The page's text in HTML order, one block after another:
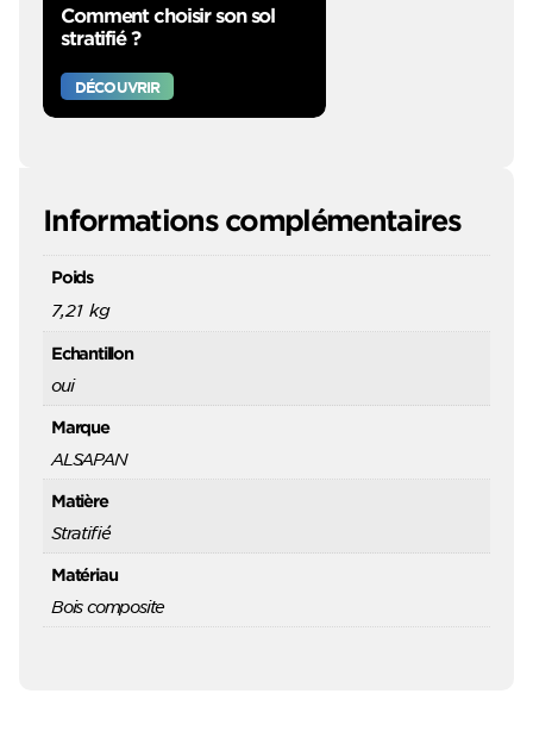
Comment choisir son sol
stratifié ?
DÉCOUVRIR
Informations complémentaires
Poids
7,21 kg
Echantillon
oui
Marque
ALSAPAN
Matière
Stratifié
Matériau
Bois composite